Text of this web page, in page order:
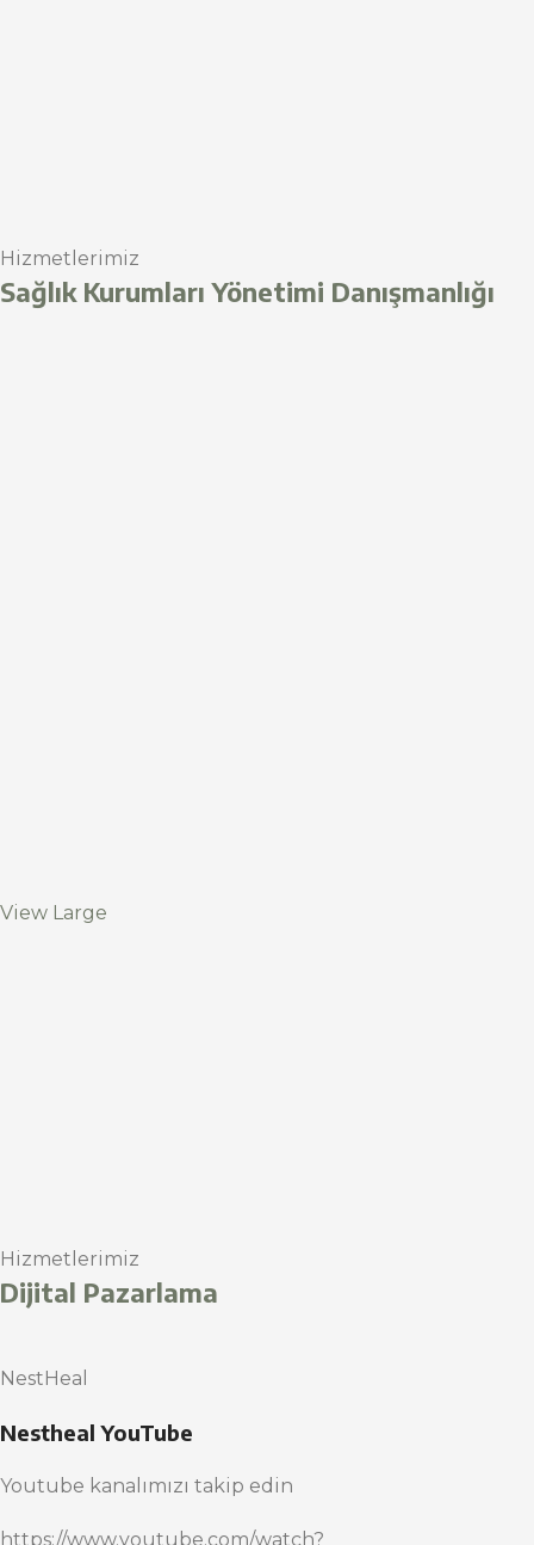
Hizmetlerimiz
Sağlık Kurumları Yönetimi Danışmanlığı
View Large
Hizmetlerimiz
Dijital Pazarlama
NestHeal
Nestheal YouTube
Youtube kanalımızı takip edin
https://www.youtube.com/watch?